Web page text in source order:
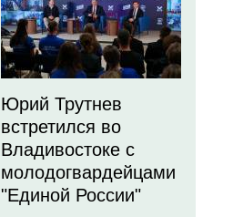
Юрий Трутнев
встретился во
Владивостоке с
молодогвардейцами
"Единой России"